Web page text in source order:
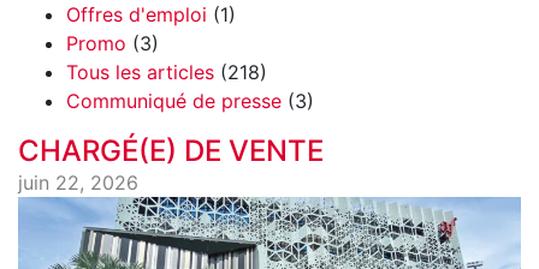
Offres d'emploi (1)
Promo (3)
Tous les articles (218)
Communiqué de presse (3)
CHARGÉ(E) DE VENTE
juin 22, 2026